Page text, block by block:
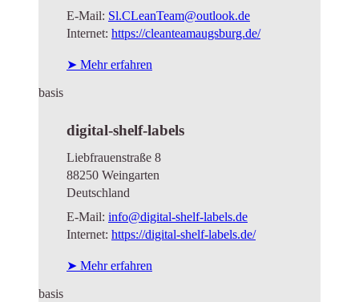
E-Mail: Sl.CLeanTeam@outlook.de
Internet: https://cleanteamaugsburg.de/
➤ Mehr erfahren
basis
digital-shelf-labels
Liebfrauenstraße 8
88250 Weingarten
Deutschland
E-Mail: info@digital-shelf-labels.de
Internet: https://digital-shelf-labels.de/
➤ Mehr erfahren
basis